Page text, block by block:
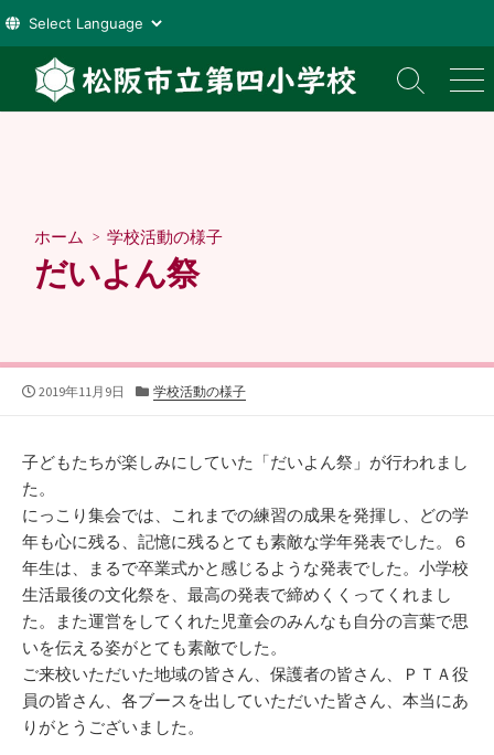
テ
検
索
メ
ニ
ホーム > 学校活動の様子
だいよん祭
公
2019年11月9日
カ
リ
ー
学校活動の様子
子どもたちが楽しみにしていた「だいよん祭」が行われまし
た。
にっこり集会では、これまでの練習の成果を発揮し、どの学
年も心に残る、記憶に残るとても素敵な学年発表でした。６
年生は、まるで卒業式かと感じるような発表でした。小学校
生活最後の文化祭を、最高の発表で締めくくってくれまし
た。また運営をしてくれた児童会のみんなも自分の言葉で思
いを伝える姿がとても素敵でした。
ご来校いただいた地域の皆さん、保護者の皆さん、ＰＴＡ役
員の皆さん、各ブースを出していただいた皆さん、本当にあ
りがとうございました。